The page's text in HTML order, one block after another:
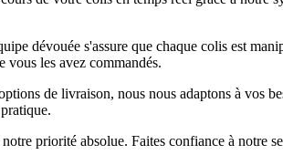
dévouée s'assure que chaque colis est
vous les avez commandés.
de livraison, nous nous adaptons à vos
priorité absolue. Faites confiance à notre